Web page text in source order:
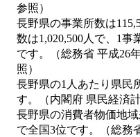
参照）
長野県の事業所数は
数は1,020,500人で、1事
です。（総務省 平成26
照）
長野県の1人あたり県民
す。（内閣府 県民経済
長野県の消費者物価地
で全国3位です。（総務